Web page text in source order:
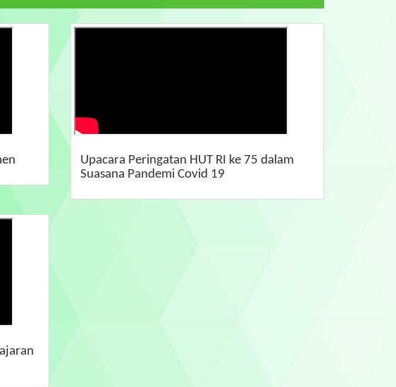
Upacara Peringatan HUT RI ke 75 dalam
Suasana Pandemi Covid 19